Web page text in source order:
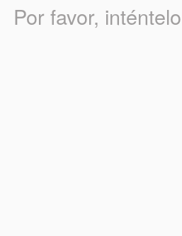
Por favor,